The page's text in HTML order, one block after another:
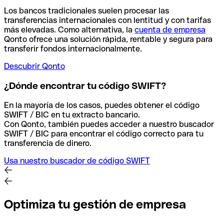
Los bancos tradicionales suelen procesar las
transferencias internacionales con lentitud y con tarifas
más elevadas. Como alternativa, la cuenta de empresa
Qonto ofrece una solución rápida, rentable y segura para
transferir fondos internacionalmente.
Descubrir Qonto
¿Dónde encontrar tu código SWIFT?
En la mayoría de los casos, puedes obtener el código
SWIFT / BIC en tu extracto bancario.
Con Qonto, también puedes acceder a nuestro buscador
SWIFT / BIC para encontrar el código correcto para tu
transferencia de dinero.
Usa nuestro buscador de código SWIFT
Optimiza tu gestión de empresa